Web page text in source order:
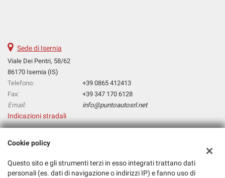
Sede di Isernia
Viale Dei Pentri, 58/62
86170 Isernia (IS)
Telefono:
+39 0865 412413
Fax:
+39 347 170 6128
Email:
info@puntoautosrl.net
Indicazioni stradali
Punto Auto Srl
Viale Dei Pentri, 58/62, Isernia (IS)
Cookie policy
Questo sito e gli strumenti terzi in esso integrati trattano dati
personali (es. dati di navigazione o indirizzi IP) e fanno uso di